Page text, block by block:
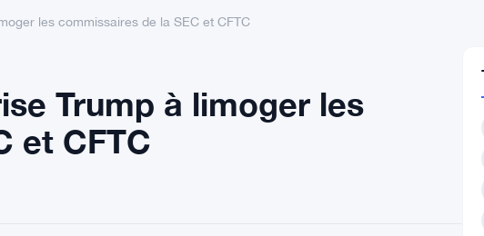
les commissaires de la SEC et CFTC
Trump à limoger les
et CFTC